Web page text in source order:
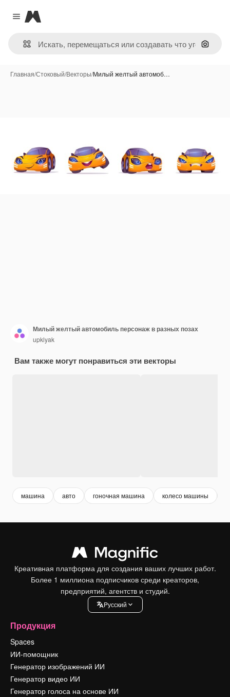
Close menu
Magnific
Поиск
Главная/Стоковый/Векторы/Милый желтый автомоб…
Милый желтый автомобиль персонаж в разных позах
upklyak
Вам также могут понравиться эти векторы
машина авто гоночная машина колесо машины
Креативная платформа для создания ваших лучших работ.
Более 1 миллиона подписчиков среди креаторов,
предприятий, агентств и студий.
Pусский
Продукция
Spaces
ИИ-помощник
Генератор изображений ИИ
Генератор видео ИИ
Генератор голоса на основе ИИ